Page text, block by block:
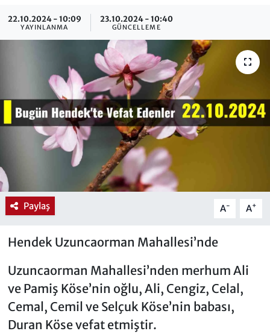
22.10.2024 - 10:09
YAYINLANMA
23.10.2024 - 10:40
GÜNCELLEME
Paylaş A- A+
Hendek Uzuncaorman Mahallesi’nde
Uzuncaorman Mahallesi’nden merhum Ali
ve Pamiş Köse’nin oğlu, Ali, Cengiz, Celal,
Cemal, Cemil ve Selçuk Köse’nin babası,
Duran Köse vefat etmiştir.